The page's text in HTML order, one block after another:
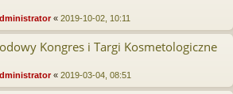
« 2019-10-02, 10:11
Kongres i Targi Kosmetologiczne
« 2019-03-04, 08:51